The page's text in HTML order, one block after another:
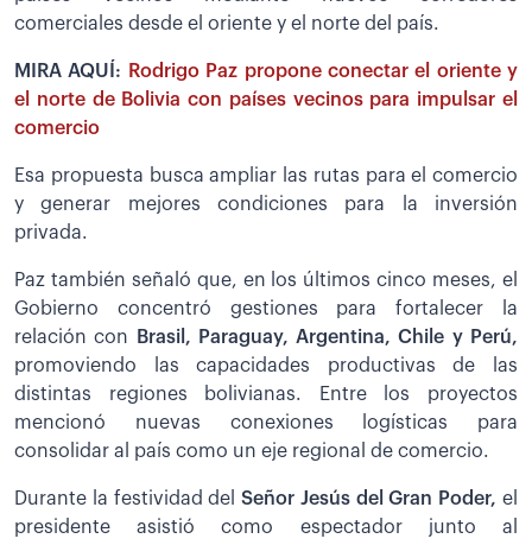
comerciales desde el oriente y el norte del país.
MIRA AQUÍ:
Rodrigo Paz propone conectar el oriente y
el norte de Bolivia con países vecinos para impulsar el
comercio
Esa propuesta busca ampliar las rutas para el comercio
y generar mejores condiciones para la inversión
privada.
Paz también señaló que, en los últimos cinco meses, el
Gobierno concentró gestiones para fortalecer la
relación con
Brasil, Paraguay, Argentina, Chile y Perú,
promoviendo las capacidades productivas de las
distintas regiones bolivianas. Entre los proyectos
mencionó nuevas conexiones logísticas para
consolidar al país como un eje regional de comercio.
Durante la festividad delSeñor Jesús del Gran Poder,el
presidente asistió como espectador junto al